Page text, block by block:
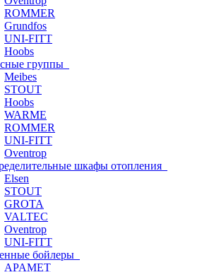
ROMMER
Grundfos
UNI-FITT
Hoobs
группы
Meibes
STOUT
Hoobs
WARME
ROMMER
UNI-FITT
Oventrop
шкафы отопления
Elsen
STOUT
GROTA
VALTEC
Oventrop
UNI-FITT
бойлеры
APAMET